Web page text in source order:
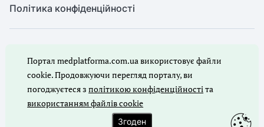
Політика конфіденційності
Повне або часткове копіювання будь-яких матеріалів порталу,
цитування, публікація їх анотованих оглядів допускаються лише
з письмового дозволу редакції порталу.
Ми в соцмережах
Портал medplatforma.com.ua використовує файли
cookie. Продовжуючи перегляд порталу, ви
погоджуєтеся зполітикою конфіденційностіта
використанням файлів cookie
Згоден